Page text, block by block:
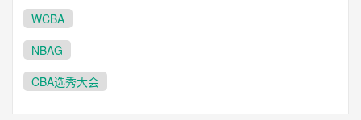
WCBA
NBAG
CBA选秀大会